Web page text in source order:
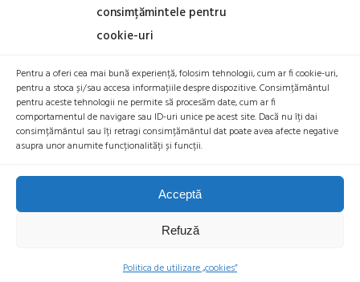
consimțămintele pentru
cookie-uri
Pentru a oferi cea mai bună experiență, folosim tehnologii, cum ar fi cookie-uri,
pentru a stoca și/sau accesa informațiile despre dispozitive. Consimțământul
pentru aceste tehnologii ne permite să procesăm date, cum ar fi
comportamentul de navigare sau ID-uri unice pe acest site. Dacă nu îți dai
consimțământul sau îți retragi consimțământul dat poate avea afecte negative
asupra unor anumite funcționalități și funcții.
Acceptă
Refuză
Politica de utilizare „cookies”
TRANZACTIONEAZA
DECLARAȚIE DE ACCESIBILITATE
SRL